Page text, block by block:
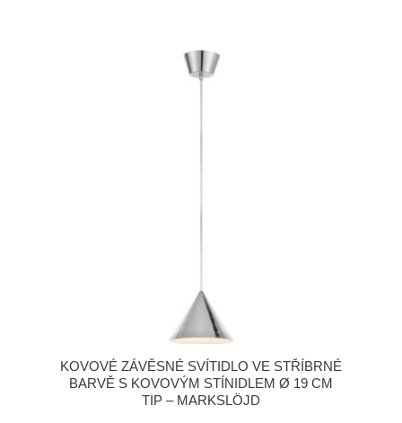
KOVOVÉ ZÁVĚSNÉ SVÍTIDLO VE STŘÍBRNÉ
BARVĚ S KOVOVÝM STÍNIDLEM Ø 19 CM
TIP – MARKSLÖJD